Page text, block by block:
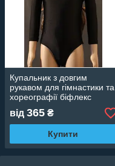
Купальник з довгим
рукавом для гімнастики та
хореографії біфлекс
від 365 ₴
Купити